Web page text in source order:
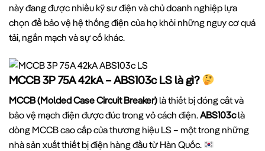
này đang được nhiều kỹ sư điện và chủ doanh nghiệp lựa
chọn để bảo vệ hệ thống điện của họ khỏi những nguy cơ quá
tải, ngắn mạch và sự cố khác.
MCCB 3P 75A 42kA – ABS103c LS là gì?
MCCB (Molded Case Circuit Breaker) là thiết bị đóng cắt và
bảo vệ mạch điện được đúc trong vỏ cách điện.ABS103clà
dòng MCCB cao cấp của thương hiệu LS – một trong những
nhà sản xuất thiết bị điện hàng đầu từ Hàn Quốc.